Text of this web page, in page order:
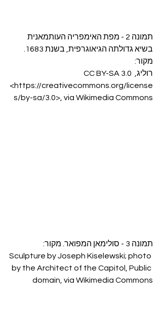
תמונה 2 - מפת האימפריה העותמאנית
מקור:
רוליג, CC BY-SA 3.0
<https://creativecommons.org/license
s/by-sa/3.0>, via Wikimedia Commons
תמונה 3 - סולימאן המפואר. מקור:
Sculpture by Joseph Kiselewski; photo
by the Architect of the Capitol, Public
domain, via Wikimedia Commons